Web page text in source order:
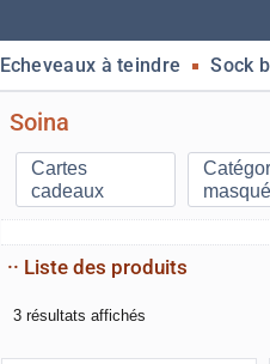
Echeveaux à teindre Sock
Soina
Cartes
cadeaux
·· Liste des produits
3 résultats affichés